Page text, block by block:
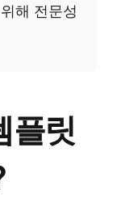
해 전문성
플릿